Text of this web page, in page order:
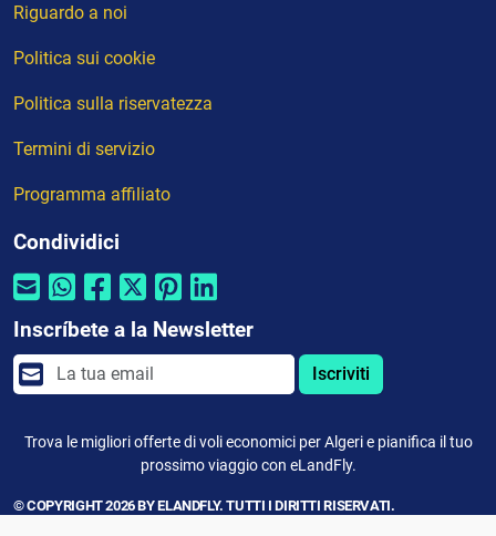
Riguardo a noi
Politica sui cookie
Politica sulla riservatezza
Termini di servizio
Programma affiliato
Condividici
Inscríbete a la Newsletter
Iscriviti
Trova le migliori offerte di voli economici per Algeri e pianifica il tuo
prossimo viaggio con eLandFly.
© COPYRIGHT 2026 BY ELANDFLY. TUTTI I DIRITTI RISERVATI.